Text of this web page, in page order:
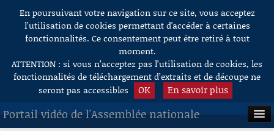
Aller au contenu
En poursuivant votre navigation sur ce site, vous acceptez
l’utilisation de cookies permettant d'accéder à certaines
fonctionnalités. Ce consentement peut être retiré à tout
moment.
ATTENTION : si vous n’acceptez pas l’utilisation de cookies, les
fonctionnalités de téléchargement d’extraits et de découpe ne
seront pas accessibles
OK En savoir plus
Portail vidéo de l'Assemblée nationale